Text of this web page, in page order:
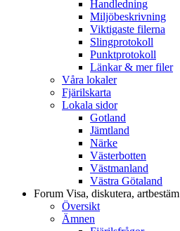
Handledning
Miljöbeskrivning
Viktigaste filerna
Slingprotokoll
Punktprotokoll
Länkar & mer filer
Våra lokaler
Fjärilskarta
Lokala sidor
Gotland
Jämtland
Närke
Västerbotten
Västmanland
Västra Götaland
Forum Visa, diskutera, artbestäm
Översikt
Ämnen